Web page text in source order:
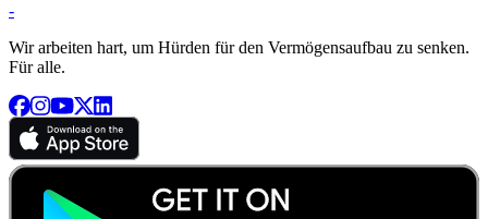
-
Wir arbeiten hart, um Hürden für den Vermögensaufbau zu senken.
Für alle.